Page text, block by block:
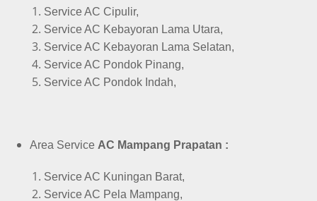
Service AC Cipulir,
Service AC Kebayoran Lama Utara,
Service AC Kebayoran Lama Selatan,
Service AC Pondok Pinang,
Service AC Pondok Indah,
Area Service AC Mampang Prapatan :
Service AC Kuningan Barat,
Service AC Pela Mampang,